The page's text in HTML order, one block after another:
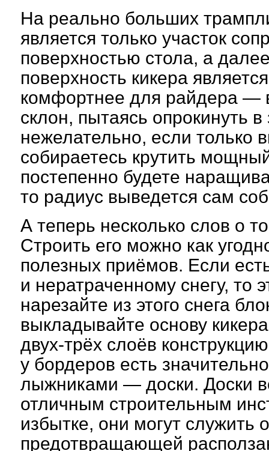
На реально больших
является только участок
поверхностью стола, а
поверхность кикера
комфортнее для райдера —
склон, пытаясь опрокинуть
нежелательно, если только
собираетесь крутить
постепенно будете
то радиус выведется сам
А теперь несколько слов о
Строить его можно как
полезных приёмов. Если
и нератраченному снегу, то
нарезайте из этого снега
выкладывайте основу
двух-трёх слоёв
у бордеров есть
лыжниками — доски. Доски
отличным строительным
избытке, они могут служить
предотвращающей